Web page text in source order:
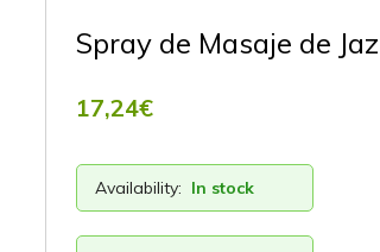
Spray de Masaje de
17,24€
Availability: In stock